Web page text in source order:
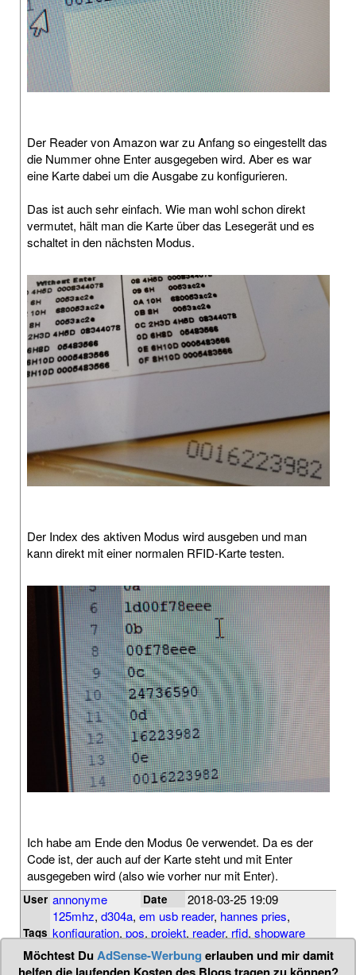
Der Reader von Amazon war zu Anfang so eingestellt das
die Nummer ohne Enter ausgegeben wird. Aber es war
eine Karte dabei um die Ausgabe zu konfigurieren.
Das ist auch sehr einfach. Wie man wohl schon direkt
vermutet, hält man die Karte über das Lesegerät und es
schaltet in den nächsten Modus.
Der Index des aktiven Modus wird ausgeben und man
kann direkt mit einer normalen RFID-Karte testen.
Ich habe am Ende den Modus 0e verwendet. Da es der
Code ist, der auch auf der Karte steht und mit Enter
ausgegeben wird (also wie vorher nur mit Enter).
User annonyme Date 2018-03-25 19:09
Tags
125mhz, d304a, em usb reader, hannes pries,
konfiguration, pos, projekt, reader, rfid, shopware
plugin, usb
Möchtest DuAdSense-Werbung erlauben und mir damit